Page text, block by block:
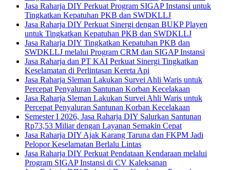
Jasa Raharja DIY Perkuat Program SIGAP Instansi untuk
Tingkatkan Kepatuhan PKB dan SWDKLLJ
Jasa Raharja DIY Perkuat Sinergi dengan BUKP Playen
untuk Tingkatkan Kepatuhan PKB dan SWDKLLJ
Jasa Raharja DIY Tingkatkan Kepatuhan PKB dan
SWDKLLJ melalui Program CRM dan SIGAP Instansi
Jasa Raharja dan PT KAI Perkuat Sinergi Tingkatkan
Keselamatan di Perlintasan Kereta Api
Jasa Raharja Sleman Lakukan Survei Ahli Waris untuk
Percepat Penyaluran Santunan Korban Kecelakaan
Jasa Raharja Sleman Lakukan Survei Ahli Waris untuk
Percepat Penyaluran Santunan Korban Kecelakaan
Semester I 2026, Jasa Raharja DIY Salurkan Santunan
Rp73,53 Miliar dengan Layanan Semakin Cepat
Jasa Raharja DIY Ajak Karang Taruna dan FKPM Jadi
Pelopor Keselamatan Berlalu Lintas
Jasa Raharja DIY Perkuat Pendataan Kendaraan melalui
Program SIGAP Instansi di CV Kaleksanan